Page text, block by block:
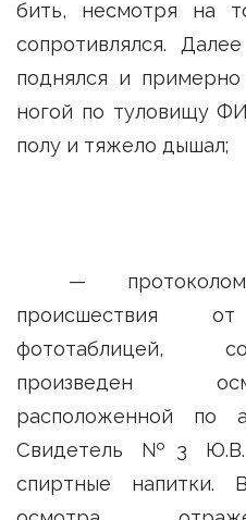
бить, несмотря на
сопротивлялся.
поднялся и
ногой по туловищу
полу и тяжело дышал;
—
происшествия
фототаблицей,
произведен
расположенной по
Свидетель №3
спиртные напитки.